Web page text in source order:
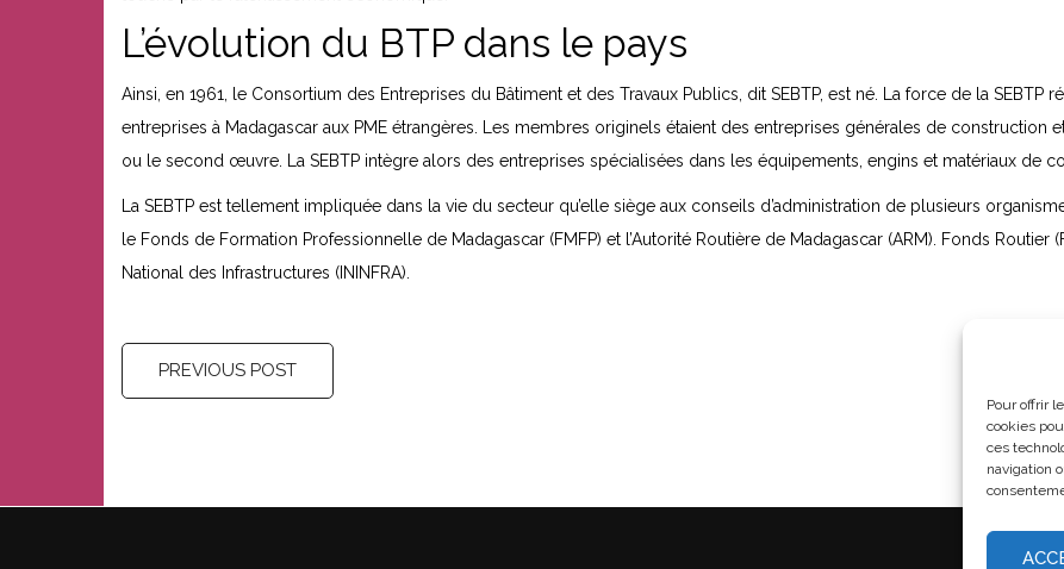
Pour offrir
cookies
ces
navigation
L’évolution du BTP dans le pays
Ainsi, en 1961, le Consortium des Entreprises du Bâtiment et des Travaux Publics, dit SEBTP, est né. La force de la
entreprises à Madagascar aux PME étrangères. Les membres originels étaient des entreprises générales de construction
ou le second œuvre. La SEBTP intègre alors des entreprises spécialisées dans les équipements, engins et matériaux de
La SEBTP est tellement impliquée dans la vie du secteur qu’elle siège aux conseils d’administration de plusieurs
le Fonds de Formation Professionnelle de Madagascar (FMFP) et l’Autorité Routière de Madagascar (ARM). Fonds Routier
National des Infrastructures (ININFRA).
PREVIOUS POST